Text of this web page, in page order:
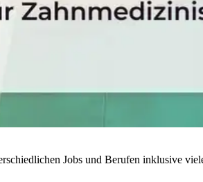
Jobs und Berufen inklusive